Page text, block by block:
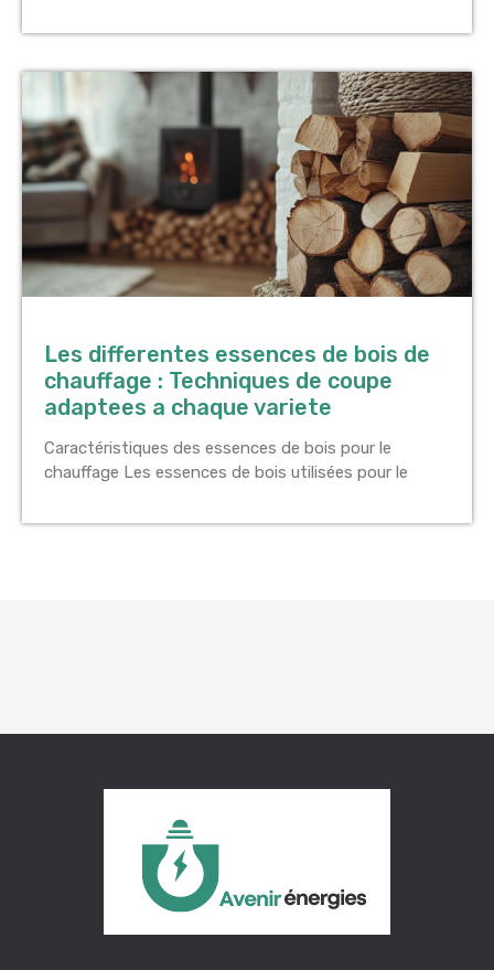
Les differentes essences de bois de
chauffage : Techniques de coupe
adaptees a chaque variete
Caractéristiques des essences de bois pour le
chauffage Les essences de bois utilisées pour le